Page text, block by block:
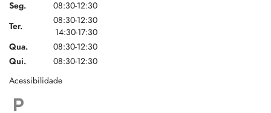
Seg.
08:30-12:30
Ter.
08:30-12:30
14:30-17:30
Qua.
08:30-12:30
Qui.
08:30-12:30
Acessibilidade